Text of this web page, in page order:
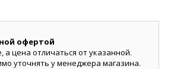
офертой
а цена отличаться от указанной.
уточнять у менеджера магазина.